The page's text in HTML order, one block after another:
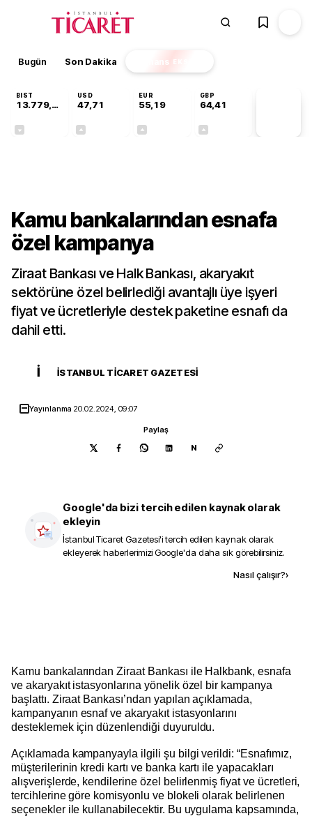
Bugün Son Dakika Finans EKSTRA
BIST
13.779,39
USD
47,71
EUR
55,19
GBP
64,41
Kamu bankalarından esnafa
özel kampanya
Ziraat Bankası ve Halk Bankası, akaryakıt
sektörüne özel belirlediği avantajlı üye işyeri
fiyat ve ücretleriyle destek paketine esnafı da
dahil etti.
İ İSTANBUL TICARET GAZETESI
Yayınlanma 20.02.2024, 09:07
Paylaş
N
Google'da bizi tercih edilen kaynak olarak
ekleyin
İstanbul Ticaret Gazetesi'i tercih edilen kaynak olarak
ekleyerek haberlerimizi Google'da daha sık görebilirsiniz.
Nasıl çalışır?›
Kamu bankalarından Ziraat Bankası ile Halkbank, esnafa
ve akaryakıt istasyonlarına yönelik özel bir kampanya
başlattı. Ziraat Bankası’ndan yapılan açıklamada,
kampanyanın esnaf ve akaryakıt istasyonlarını
desteklemek için düzenlendiği duyuruldu.
Açıklamada kampanyayla ilgili şu bilgi verildi: “Esnafımız,
müşterilerinin kredi kartı ve banka kartı ile yapacakları
alışverişlerde, kendilerine özel belirlenmiş fiyat ve ücretleri,
tercihlerine göre komisyonlu ve blokeli olarak belirlenen
seçenekler ile kullanabilecektir. Bu uygulama kapsamında,